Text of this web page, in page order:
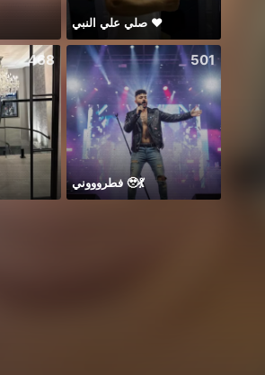
صلي علي النبي ♥️
468 501
فطروووني 🥹💃